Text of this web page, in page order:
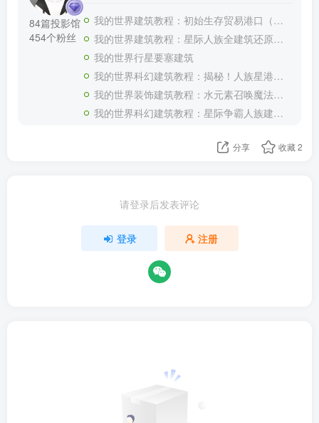
84篇投影馆
454个粉丝
我的世界建筑教程：初始生存贸易港口（我的世界投影）——你要来加入我们的贸易船队嘛？
我的世界建筑教程：星际人族全建筑还原合集（全新投影）——收藏这一个超长合集就够了！
我的世界行星要塞建筑
我的世界科幻建筑教程：揭秘！人族星港（我的世界投影）如何生产大和战列舰！
我的世界装饰建筑教程：水元素召唤魔法书喷泉（我的世界投影）——谁能拒绝一本能召唤水元素的魔法书呢？
我的世界科幻建筑教程：星际争霸人族建筑补全（我的世界投影）——星轨、尖牙炮台与科技反应堆
分享 收藏2
请登录后发表评论
登录 注册